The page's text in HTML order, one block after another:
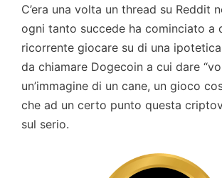
C’era una volta un thread su Reddit
ogni tanto succede ha cominciato a
ricorrente giocare su di una
da chiamare Dogecoin a cui dare
un’immagine di un cane, un gioco
che ad un certo punto questa
sul serio.